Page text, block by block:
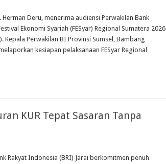
Herman Deru, menerima audiensi Perwakilan Bank
Ekonomi Syariah (FESyar) Regional Sumatera 2026
Kepala Perwakilan BI Provinsi Sumsel, Bambang
kesiapan pelaksanaan FESyar Regional
KUR Tepat Sasaran Tanpa
Rakyat Indonesia (BRI) Jarai berkomitmen penuh